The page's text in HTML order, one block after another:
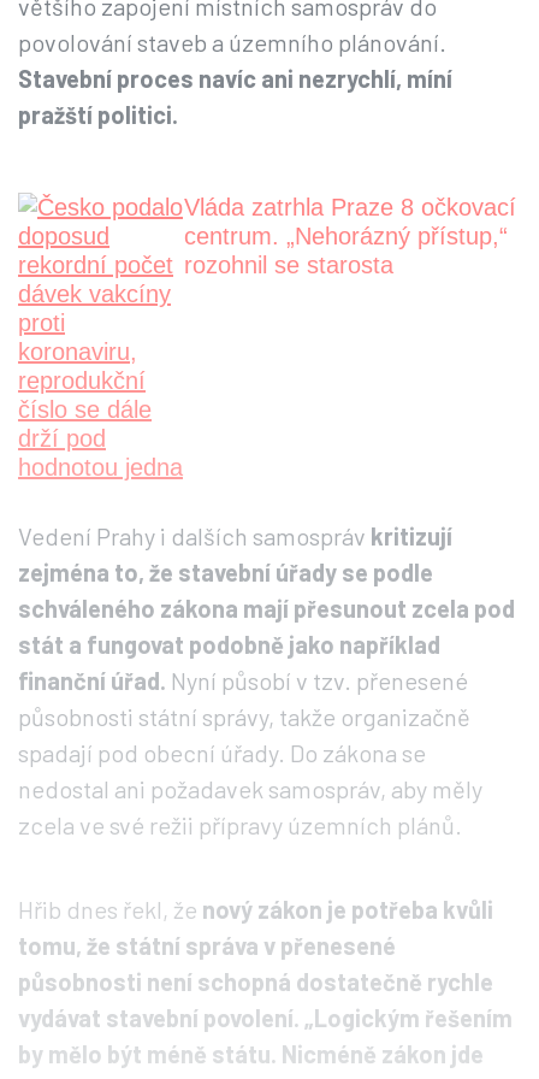
většího zapojení místních samospráv do
povolování staveb a územního plánování.
Stavební proces navíc ani nezrychlí, míní
pražští politici.
Vláda zatrhla Praze 8 očkovací
centrum. „Nehorázný přístup,“
rozohnil se starosta
Vedení Prahy i dalších samospráv kritizují
zejména to, že stavební úřady se podle
schváleného zákona mají přesunout zcela pod
stát a fungovat podobně jako například
finanční úřad. Nyní působí v tzv. přenesené
působnosti státní správy, takže organizačně
spadají pod obecní úřady. Do zákona se
nedostal ani požadavek samospráv, aby měly
zcela ve své režii přípravy územních plánů.
Hřib dnes řekl, že nový zákon je potřeba kvůli
tomu, že státní správa v přenesené
působnosti není schopná dostatečně rychle
vydávat stavební povolení. „Logickým řešením
by mělo být méně státu. Nicméně zákon jde